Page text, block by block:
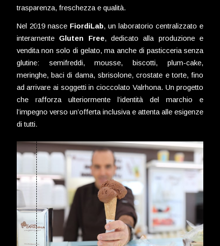
trasparenza, freschezza e qualità.
Nel 2019 nasce FiordiLab, un laboratorio centralizzato e
interamente Gluten Free, dedicato alla produzione e
vendita non solo di gelato, ma anche di pasticceria senza
glutine: semifreddi, mousse, biscotti, plum-cake,
meringhe, baci di dama, sbrisolone, crostate e torte, fino
ad arrivare ai soggetti in cioccolato Valrhona. Un progetto
che rafforza ulteriormente l’identità del marchio e
l’impegno verso un’offerta inclusiva e attenta alle esigenze
di tutti.